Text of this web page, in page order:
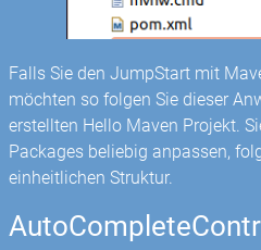
Falls Sie den JumpStart mit
möchten so folgen Sie dieser
erstellten Hello Maven Projekt.
Packages beliebig anpassen,
einheitlichen Struktur.